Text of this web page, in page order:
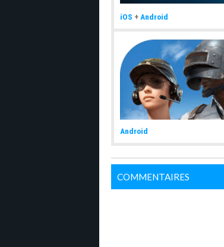
iOS +Android
Android
COMMENTAIRES